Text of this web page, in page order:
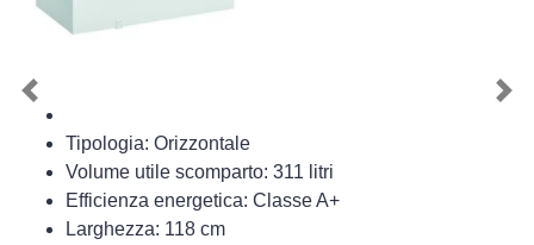
Tipologia: Orizzontale
Volume utile scomparto: 311 litri
Efficienza energetica: Classe A+
Larghezza: 118 cm
Previous